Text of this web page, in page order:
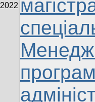
2022